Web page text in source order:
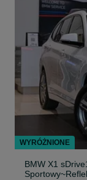
BMW X1
WYRÓŻNIONE